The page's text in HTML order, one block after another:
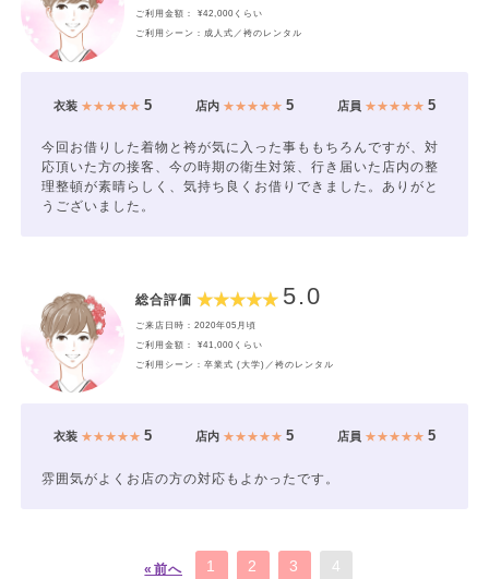
ご利用金額： ¥42,000くらい
ご利用シーン：成人式／袴のレンタル
衣装★★★★★ 5 店内★★★★★ 5 店員 ★★★★★5
今回お借りした着物と袴が気に入った事ももちろんですが、対
応頂いた方の接客、今の時期の衛生対策、行き届いた店内の整
理整頓が素晴らしく、気持ち良くお借りできました。ありがと
うございました。
総合評価 5.0
ご来店日時：2020年05月頃
ご利用金額： ¥41,000くらい
ご利用シーン：卒業式 (大学)／袴のレンタル
衣装★★★★★ 5 店内★★★★★ 5 店員 ★★★★★5
雰囲気がよくお店の方の対応もよかったです。
«前へ 1 2 3 4